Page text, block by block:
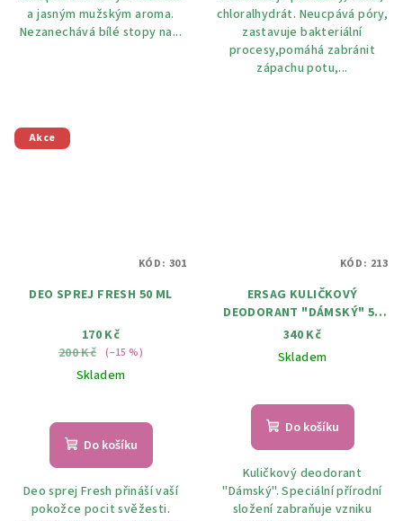
a jasným mužským aroma.
Nezanechává bílé stopy na...
chloralhydrát. Neucpává póry,
zastavuje bakteriální
procesy,pomáhá zabránit
zápachu potu,...
Akce
DEO SPREJ FRESH 50 ML
170 Kč
200 Kč (–15 %)
Skladem
Do košíku
Deo sprej Fresh přináší vaší
pokožce pocit svěžesti.
KÓD: 301
ERSAG KULIČKOVÝ
DEODORANT "DÁMSKÝ" 50
ML
340 Kč
Skladem
Do košíku
Kuličkový deodorant
"Dámský". Speciální přírodní
složení zabraňuje vzniku
KÓD: 213